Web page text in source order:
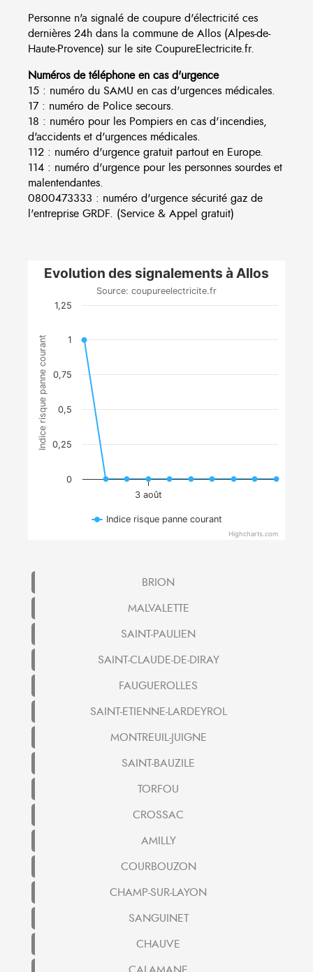
Personne n'a signalé de coupure d'électricité ces
dernières 24h dans la commune de Allos (Alpes-de-
Haute-Provence) sur le site CoupureElectricite.fr.
Numéros de téléphone en cas d'urgence
15 : numéro du SAMU en cas d'urgences médicales.
17 : numéro de Police secours.
18 : numéro pour les Pompiers en cas d'incendies,
d'accidents et d'urgences médicales.
112 : numéro d'urgence gratuit partout en Europe.
114 : numéro d'urgence pour les personnes sourdes et
malentendantes.
0800473333 : numéro d'urgence sécurité gaz de
l'entreprise GRDF. (Service & Appel gratuit)
Indice risque panne courant
Evolution des signalements à Allos
Source: coupureelectricite.fr
3 août
0
0,25
0,5
0,75
1
1,25
Indice risque panne courant
Highcharts.com
BRION
MALVALETTE
SAINT-PAULIEN
SAINT-CLAUDE-DE-DIRAY
FAUGUEROLLES
SAINT-ETIENNE-LARDEYROL
MONTREUIL-JUIGNE
SAINT-BAUZILE
TORFOU
CROSSAC
AMILLY
COURBOUZON
CHAMP-SUR-LAYON
SANGUINET
CHAUVE